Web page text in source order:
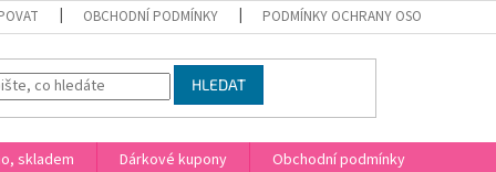
OBCHODNÍ PODMÍNKY PODMÍNKY OCHRANY OSOBNÍCH ÚDAJŮ
HLEDAT
skladem Dárkové kupony
Obchodní podmínky